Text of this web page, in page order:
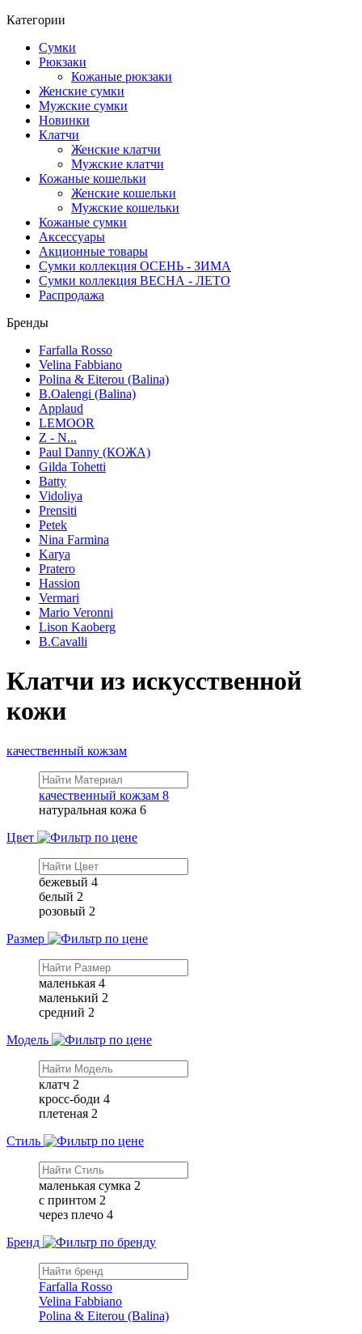
Категории
Сумки
Рюкзаки
Кожаные рюкзаки
Женские сумки
Мужские сумки
Новинки
Клатчи
Женские клатчи
Мужские клатчи
Кожаные кошельки
Женские кошельки
Мужские кошельки
Кожаные сумки
Аксессуары
Акционные товары
Сумки коллекция ОСЕНЬ - ЗИМА
Сумки коллекция ВЕСНА - ЛЕТО
Распродажа
Бренды
Farfalla Rosso
Velina Fabbiano
Polina & Eiterou (Balina)
B.Oalengi (Balina)
Applaud
LEMOOR
Z - N...
Paul Danny (КОЖА)
Gilda Tohetti
Batty
Vidoliya
Prensiti
Petek
Nina Farmina
Karya
Pratero
Hassion
Vermari
Mario Veronni
Lison Kaoberg
B.Cavalli
Клатчи из искусственной
кожи
качественный кожзам
качественный кожзам 8
натуральная кожа 6
Цвет
бежевый 4
белый 2
розовый 2
Размер
маленькая 4
маленький 2
средний 2
Модель
клатч 2
кросс-боди 4
плетеная 2
Стиль
маленькая сумка 2
с принтом 2
через плечо 4
Бренд
Farfalla Rosso
Velina Fabbiano
Polina & Eiterou (Balina)